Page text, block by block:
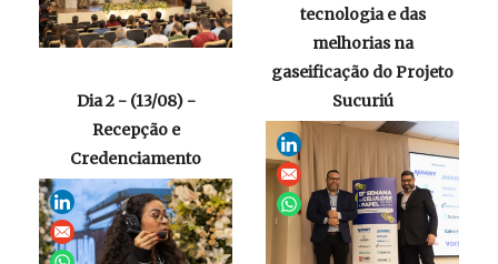
tecnologia e das
melhorias na
gaseificação do Projeto
Sucuriú
Dia 2 - (13/08) -
Recepção e
Credenciamento